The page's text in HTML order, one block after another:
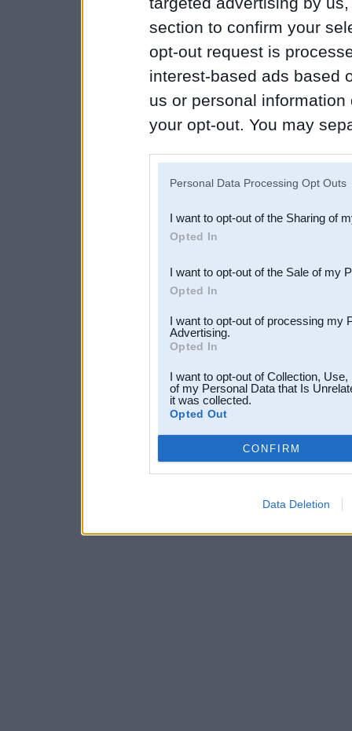
section to confirm your
opt-out request is
interest-based ads based
us or personal
your opt-out. You may
Downstream Participants
third parties.
Personal Data Processing Opt Outs
I want to opt-out of the Sharing of
Opted In
I want to opt-out of the Sale of my
Opted In
I want to opt-out of processing my
Advertising.
Opted In
I want to opt-out of Collection,
of my Personal Data that Is
it was collected.
Opted Out
CONFIRM
Data Deletion